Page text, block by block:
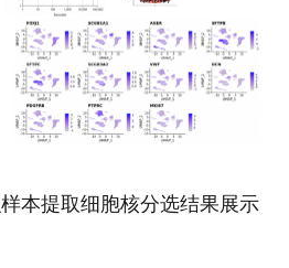
本提取细胞核分选结果展示